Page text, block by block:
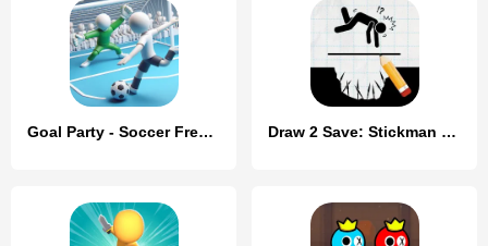
Goal Party - Soccer Freekick Draw 2 Save: Stickman Puzzle